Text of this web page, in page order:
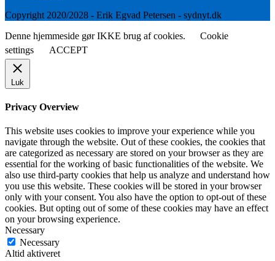
Copyright 2020/2028 - Erik Egvad Petersen - sydnyt.dk
Denne hjemmeside gør IKKE brug af cookies.
Cookie
settings
ACCEPT
Luk
Privacy Overview
This website uses cookies to improve your experience while you
navigate through the website. Out of these cookies, the cookies that
are categorized as necessary are stored on your browser as they are
essential for the working of basic functionalities of the website. We
also use third-party cookies that help us analyze and understand how
you use this website. These cookies will be stored in your browser
only with your consent. You also have the option to opt-out of these
cookies. But opting out of some of these cookies may have an effect
on your browsing experience.
Necessary
Necessary
Altid aktiveret